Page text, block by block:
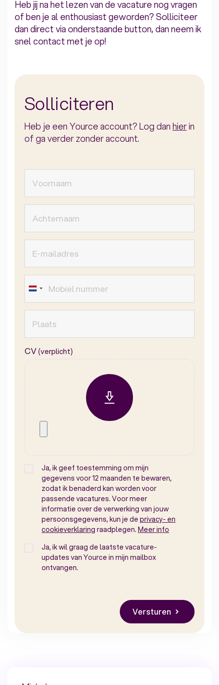
Heb jij na het lezen van de vacature nog vragen
of ben je al enthousiast geworden? Solliciteer
dan direct via onderstaande button, dan neem ik
snel contact met je op!
Solliciteren
Heb je een Yource account? Log danhierin
of ga verder zonder account.
CV(verplicht)
Ja, ik geef toestemming om mijn
gegevens voor 12 maanden te bewaren,
zodat ik benaderd kan worden voor
passende vacatures. Voor meer
informatie over de verwerking van jouw
persoonsgegevens, kun je de privacy- en
cookieverklaring raadplegen. Meer info
Ja, ik wil graag de laatste vacature-
updates van Yource in mijn mailbox
ontvangen.